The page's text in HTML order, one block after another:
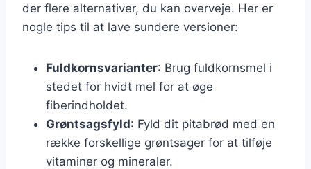
der flere alternativer, du kan overveje. Her er
nogle tips til at lave sundere versioner:
Fuldkornsvarianter: Brug fuldkornsmel i
stedet for hvidt mel for at øge
fiberindholdet.
Grøntsagsfyld: Fyld dit pitabrød med en
række forskellige grøntsager for at tilføje
vitaminer og mineraler.